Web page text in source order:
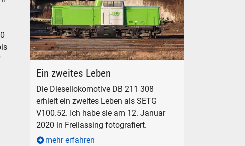
Ein zweites Leben
Die Diesellokomotive DB 211 308
erhielt ein zweites Leben als SETG
V100.52. Ich habe sie am 12. Januar
2020 in Freilassing fotografiert.
mehr erfahren